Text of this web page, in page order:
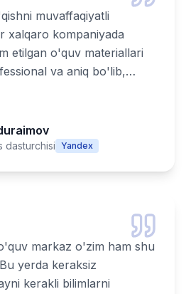
muvaffaqiyatli
xalqaro kompaniyada
etilgan o'quv materiallari
va aniq bo'lib,
uchun zarur bo'lgan
mutaxassislarni tayyorlash
ularni haqiqatdan ham
dasturchisi Yandex
markaz o'zim ham shu
yerda keraksiz
kerakli bilimlarni